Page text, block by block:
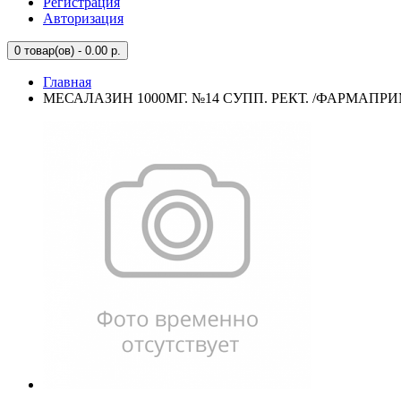
Авторизация
0 товар(ов) - 0.00 р.
Главная
МЕСАЛАЗИН 1000МГ. №14 СУПП. РЕКТ. /